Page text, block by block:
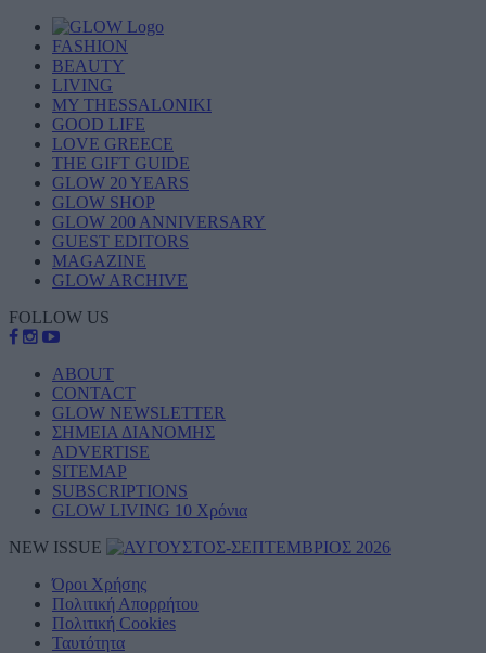
FASHION
BEAUTY
LIVING
MY THESSALONIKI
GOOD LIFE
LOVE GREECE
THE GIFT GUIDE
GLOW 20 YEARS
GLOW SHOP
GLOW 200 ANNIVERSARY
GUEST EDITORS
MAGAZINE
GLOW ARCHIVE
FOLLOW US
ABOUT
CONTACT
GLOW NEWSLETTER
ΣΗΜΕΙΑ ΔΙΑΝΟΜΗΣ
ADVERTISE
SITEMAP
SUBSCRIPTIONS
GLOW LIVING 10 Χρόνια
NEW ISSUE
Όροι Xρήσης
Πολιτική Απορρήτου
Πολιτική Cookies
Ταυτότητα